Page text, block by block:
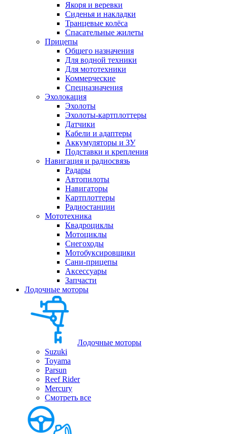
Якоря и веревки
Сиденья и накладки
Транцевые колёса
Спасательные жилеты
Прицепы
Общего назначения
Для водной техники
Для мототехники
Коммерческие
Спецназначения
Эхолокация
Эхолоты
Эхолоты-картплоттеры
Датчики
Кабели и адаптеры
Аккумуляторы и ЗУ
Подставки и крепления
Навигация и радиосвязь
Радары
Автопилоты
Навигаторы
Картплоттеры
Радиостанции
Мототехника
Квадроциклы
Мотоциклы
Снегоходы
Мотобуксировщики
Сани-прицепы
Аксессуары
Запчасти
Лодочные моторы
Лодочные моторы
Suzuki
Toyama
Parsun
Reef Rider
Mercury
Смотреть все